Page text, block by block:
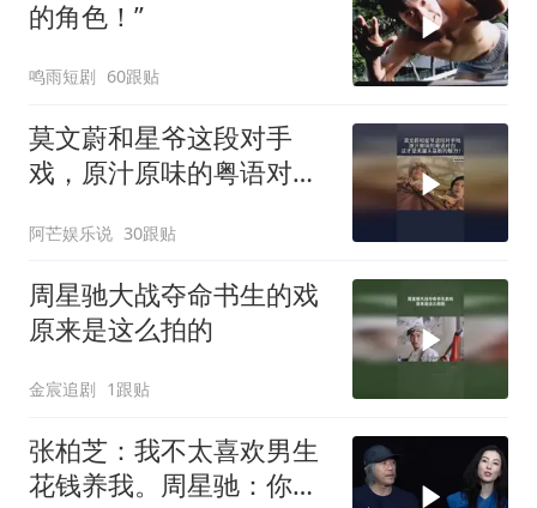
的角色！”
鸣雨短剧 60跟贴
莫文蔚和星爷这段对手
戏，原汁原味的粤语对
魅力！
阿芒娱乐说 30跟贴
周星驰大战夺命书生的戏
原来是这么拍的
金宸追剧 1跟贴
张柏芝：我不太喜欢男生
花钱养我。周星驰：你不